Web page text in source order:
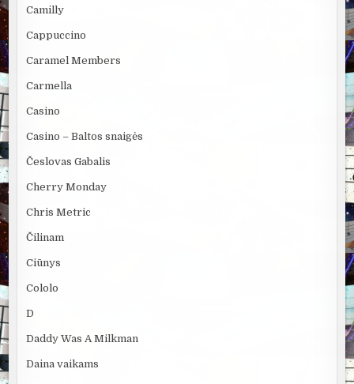
Camilly
Cappuccino
Caramel Members
Carmella
Casino
Casino – Baltos snaigės
Česlovas Gabalis
Cherry Monday
Chris Metric
Čilinam
Ciūnys
Cololo
D
Daddy Was A Milkman
Daina vaikams